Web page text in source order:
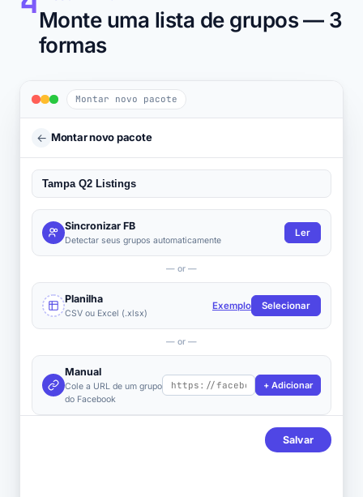
Monte uma lista de grupos — 3
formas
Montar novo pacote
← Montar novo pacote
Sincronizar FB
Detectar seus grupos automaticamente
Ler
— or —
Planilha
CSV ou Excel (.xlsx)
Exemplo Selecionar
— or —
Manual
Cole a URL de um grupo
do Facebook
+ Adicionar
Salvar